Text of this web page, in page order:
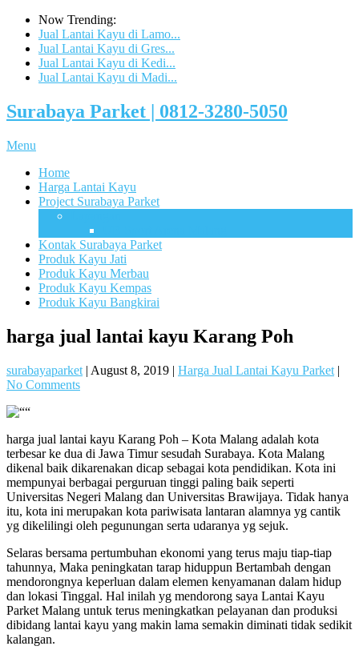
Now Trending:
Jual Lantai Kayu di Lamo...
Jual Lantai Kayu di Gres...
Jual Lantai Kayu di Kedi...
Jual Lantai Kayu di Madi...
Surabaya Parket | 0812-3280-5050
Menu
Home
Harga Lantai Kayu
Project Surabaya Parket
Kontak Surabaya Parket
Produk Kayu Jati
Produk Kayu Merbau
Produk Kayu Kempas
Produk Kayu Bangkirai
harga jual lantai kayu Karang Poh
surabayaparket | August 8, 2019 | Harga Jual Lantai Kayu Parket |
No Comments
harga jual lantai kayu Karang Poh – Kota Malang adalah kota
terbesar ke dua di Jawa Timur sesudah Surabaya. Kota Malang
dikenal baik dikarenakan dicap sebagai kota pendidikan. Kota ini
mempunyai berbagai perguruan tinggi paling baik seperti
Universitas Negeri Malang dan Universitas Brawijaya. Tidak hanya
itu, kota ini merupakan kota pariwisata lantaran alamnya yg cantik
yg dikelilingi oleh pegunungan serta udaranya yg sejuk.
Selaras bersama pertumbuhan ekonomi yang terus maju tiap-tiap
tahunnya, Maka peningkatan tarap hiduppun Bertambah dengan
mendorongnya keperluan dalam elemen kenyamanan dalam hidup
dan lokasi Tinggal. Hal inilah yg mendorong saya Lantai Kayu
Parket Malang untuk terus meningkatkan pelayanan dan produksi
dibidang lantai kayu yang makin lama semakin diminati tidak sedikit
kalangan.